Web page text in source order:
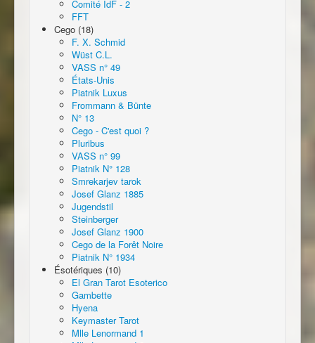
Comité IdF - 2
FFT
Cego (18)
F. X. Schmid
Wüst C.L.
VASS n° 49
États-Unis
Piatnik Luxus
Frommann & Bünte
N° 13
Cego - C'est quoi ?
Pluribus
VASS n° 99
Piatnik N° 128
Smrekarjev tarok
Josef Glanz 1885
Jugendstil
Steinberger
Josef Glanz 1900
Cego de la Forêt Noire
Piatnik N° 1934
Ésotériques (10)
El Gran Tarot Esoterico
Gambette
Hyena
Keymaster Tarot
Mlle Lenormand 1